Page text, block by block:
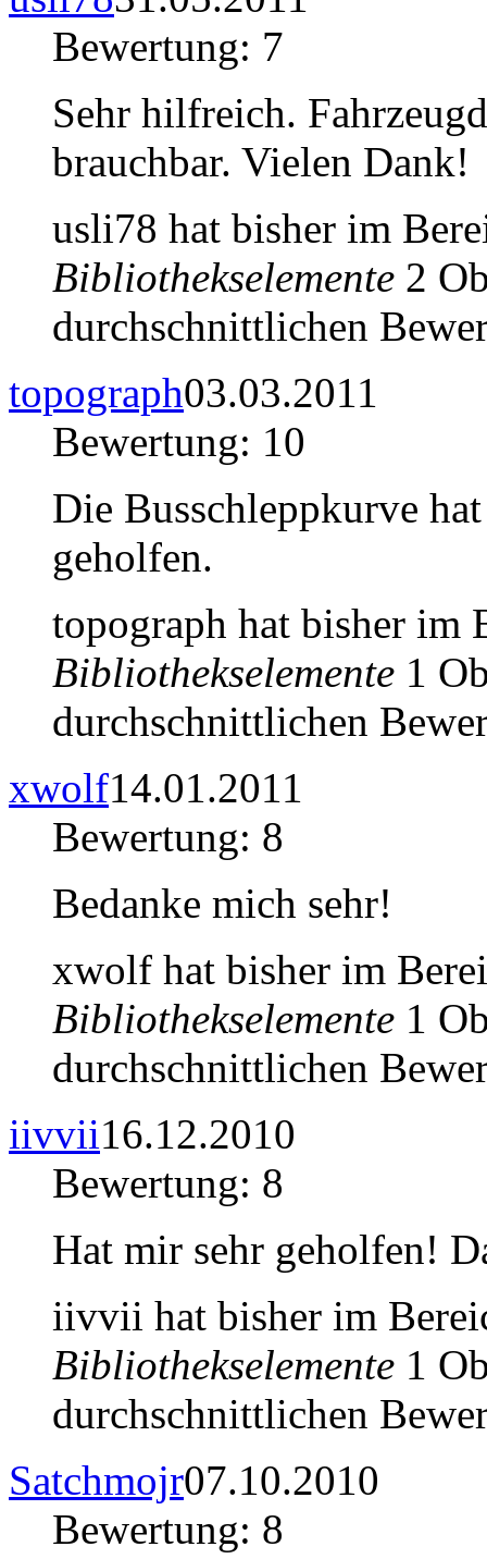
Bewertung: 7
Sehr hilfreich.
brauchbar. Vielen Dank!
usli78 hat bisher im
Bibliothekselemente 2
durchschnittlichen
topograph03.03.2011
Bewertung: 10
Die Busschleppkurve
geholfen.
topograph hat bisher im
Bibliothekselemente 1
durchschnittlichen
xwolf14.01.2011
Bewertung: 8
Bedanke mich sehr!
xwolf hat bisher im
Bibliothekselemente 1
durchschnittlichen
iivvii16.12.2010
Bewertung: 8
Hat mir sehr geholfen!
iivvii hat bisher im
Bibliothekselemente 1
durchschnittlichen
Satchmojr07.10.2010
Bewertung: 8